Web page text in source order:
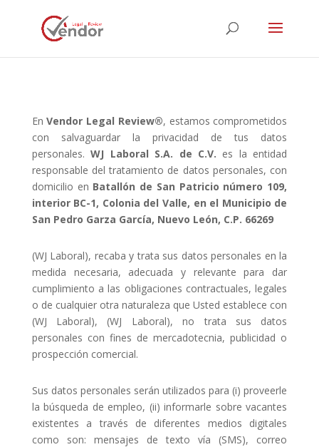
EnVendor Legal Review®, estamos comprometidos
con salvaguardar la privacidad de tus datos
personales.WJ Laboral S.A. de C.V. es la entidad
responsable del tratamiento de datos personales, con
domicilio en Batallón de San Patricio número 109,
interior BC-1, Colonia del Valle, en el Municipio de
San Pedro Garza García, Nuevo León, C.P. 66269
(WJ Laboral), recaba y trata sus datos personales en la
medida necesaria, adecuada y relevante para dar
cumplimiento a las obligaciones contractuales, legales
o de cualquier otra naturaleza que Usted establece con
(WJ Laboral), (WJ Laboral), no trata sus datos
personales con fines de mercadotecnia, publicidad o
prospección comercial.
Sus datos personales serán utilizados para (i) proveerle
la búsqueda de empleo, (ii) informarle sobre vacantes
existentes a través de diferentes medios digitales
como son: mensajes de texto vía (SMS), correo